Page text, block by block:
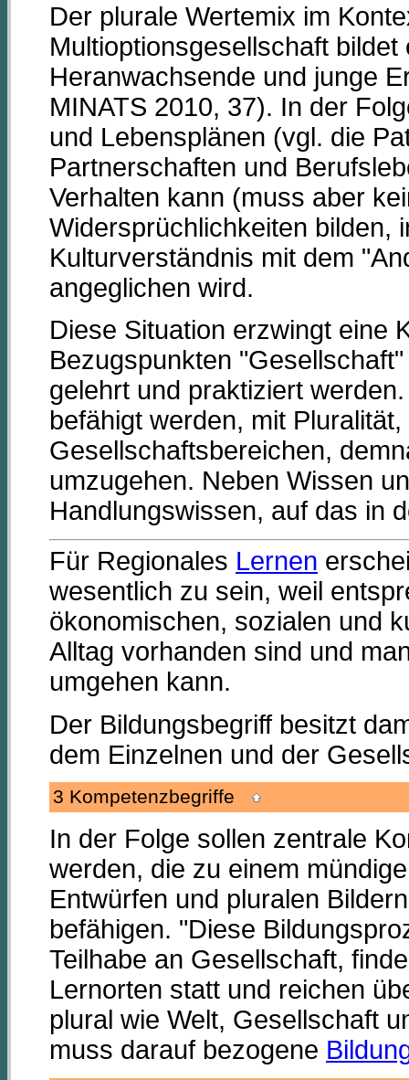
Der plurale Wertemix im
Multioptionsgesellschaft
Heranwachsende und junge
MINATS 2010, 37). In der
und Lebensplänen (vgl. die
Partnerschaften und
Verhalten kann (muss aber
Widersprüchlichkeiten bilden,
Kulturverständnis mit dem
angeglichen wird.
Diese Situation erzwingt eine
Bezugspunkten
gelehrt und praktiziert
befähigt werden, mit
Gesellschaftsbereichen,
umzugehen. Neben Wissen
Handlungswissen, auf das in
Für Regionales Lernen
wesentlich zu sein, weil
ökonomischen, sozialen und
Alltag vorhanden sind und
umgehen kann.
Der Bildungsbegriff besitzt
dem Einzelnen und der
3 Kompetenzbegriffe
In der Folge sollen zentrale
werden, die zu einem
Entwürfen und pluralen
befähigen. "Diese
Teilhabe an Gesellschaft,
Lernorten statt und reichen
plural wie Welt, Gesellschaft
muss darauf bezogene